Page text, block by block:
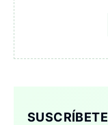
SUSCRÍBETE